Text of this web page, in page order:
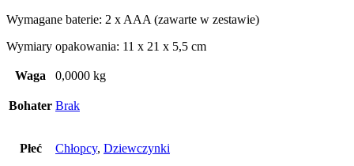
Wymagane baterie: 2 x AAA (zawarte w zestawie)
Wymiary opakowania: 11 x 21 x 5,5 cm
Waga 0,0000 kg
Bohater Brak
Płeć Chłopcy, Dziewczynki